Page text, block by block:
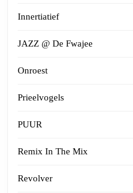
Innertiatief
JAZZ @ De Fwajee
Onroest
Prieelvogels
PUUR
Remix In The Mix
Revolver